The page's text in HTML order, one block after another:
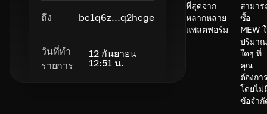
ถึง bc1q6z...q2hcge
วันที่ทำ
รายการ
12 กันยายน
12:51 น.
ที่สุดจาก
หลากหลาย
แพลตฟอร์ม
สามาร
ซื้อ
MEW
ปริมาณ
ใดๆ ที่
คุณ
ต้องกา
โดยไม่
ข้อจำกั